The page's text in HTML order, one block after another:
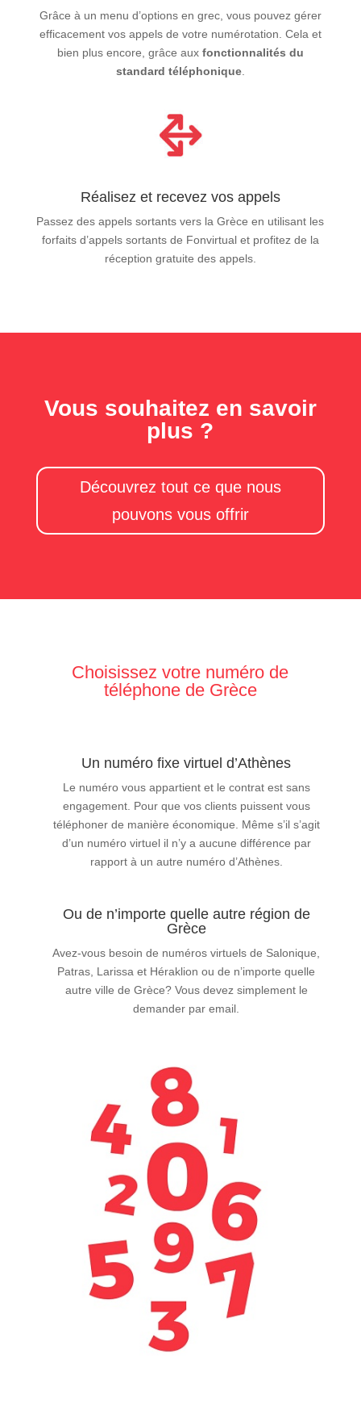
Grâce à un menu d’options en grec, vous pouvez gérer
efficacement vos appels de votre numérotation. Cela et
bien plus encore, grâce aux fonctionnalités du
standard téléphonique.
Réalisez et recevez vos appels
Passez des appels sortants vers la Grèce en utilisant les
forfaits d’appels sortants de Fonvirtual et profitez de la
réception gratuite des appels.
Vous souhaitez en savoir
plus ?
Découvrez tout ce que nous
pouvons vous offrir
Choisissez votre numéro de
téléphone de Grèce
Un numéro fixe virtuel d’Athènes
Le numéro vous appartient et le contrat est sans
engagement. Pour que vos clients puissent vous
téléphoner de manière économique. Même s’il s’agit
d’un numéro virtuel il n’y a aucune différence par
rapport à un autre numéro d’Athènes.
Ou de n’importe quelle autre région de
Grèce
Avez-vous besoin de numéros virtuels de Salonique,
Patras, Larissa et Héraklion ou de n’importe quelle
autre ville de Grèce? Vous devez simplement le
demander par email.